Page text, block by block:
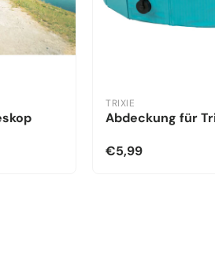
TRIXIE
Abdeckung für
€5,99